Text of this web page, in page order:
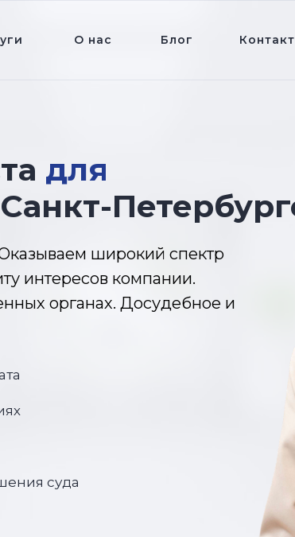
для
суда
широкий спектр
интересов компании.
органах. Досудебное и
О нас Блог